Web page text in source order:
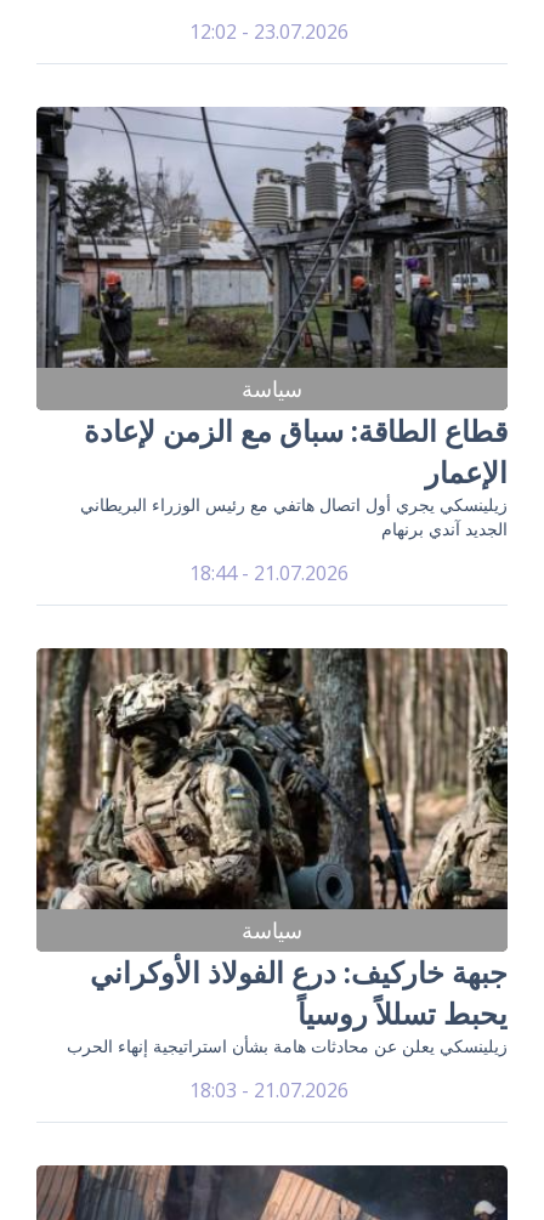
23.07.2026 - 12:02
سياسة
قطاع الطاقة: سباق مع الزمن لإعادة
الإعمار
زيلينسكي يجري أول اتصال هاتفي مع رئيس الوزراء البريطاني
الجديد آندي برنهام
21.07.2026 - 18:44
سياسة
جبهة خاركيف: درع الفولاذ الأوكراني
يحبط تسللاً روسياً
زيلينسكي يعلن عن محادثات هامة بشأن استراتيجية إنهاء الحرب
21.07.2026 - 18:03